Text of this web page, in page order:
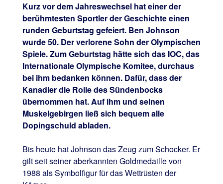
Kurz vor dem Jahreswechsel hat einer der
berühmtesten Sportler der Geschichte einen
runden Geburtstag gefeiert. Ben Johnson
wurde 50. Der verlorene Sohn der Olympischen
Spiele. Zum Geburtstag hätte sich das IOC, das
Internationale Olympische Komitee, durchaus
bei ihm bedanken können. Dafür, dass der
Kanadier die Rolle des Sündenbocks
übernommen hat. Auf ihm und seinen
Muskelgebirgen ließ sich bequem alle
Dopingschuld abladen.
Bis heute hat Johnson das Zeug zum Schocker. Er
gilt seit seiner aberkannten Goldmedaille von
1988 als Symbolfigur für das Wettrüsten der